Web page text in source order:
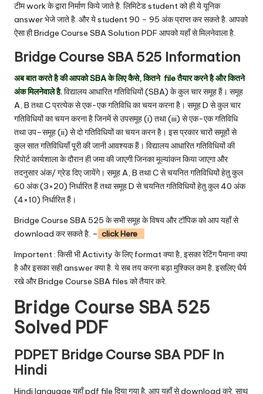
टीम work के द्वारा निर्माण किये जाते है. लिमिटेड student को ही ये यूनिक
answer भेजे जाते है. और ये student 90 – 95 अंक प्राप्त कर सकते है. आपको
ऐसा ही Bridge Course SBA Solution PDF आपको यहाँ से मिलनेवाला है.
Bridge Course SBA 525 Information
अब बात करते है की आपको SBA के लिए कैसे, कितने file तैयार करने है और कितने
अंक मिलनेवाले है.विद्यालय आधारित गतिविधियों (SBA) के कुल चार समूह हैं। समूह
A, B तथा C प्रत्येक से एक-एकगतिविधि का चयन करना है। समूह D से कुल चार
गतिविधियों का चयन करना है जिनमें से उपसमूह (i) तथा (iii) से एक-एक गतिविधि
तथा उप–समूह (ii) से दो गतिविधियों का चयन करन है। इस प्रकार चारों समूहों से
कुल सात गतिविधियाँ पूरी की जानी आवश्यक हैं। विद्यालय आधारित गतिविधियों की
रिपोर्ट कार्यशाला के दौरान ही जमा की जाएगी जिनका मूल्यांकन किया जाएगा और
तदनुसार अंक/ ग्रेड दिए जायेंगे। समूह A, B तथा C से चयनित गतिविधियों हेतु कुल
60 अंक (3×20) निर्धारित हैं तथा समूह D से चयनित गतिविधियों हेतु कुल 40 अंक
(4×10) निर्धारित हैं।
Bridge Course SBA 525 के सभी समूह के विषय और टॉपिक को आप यहाँ से
download कर सकते है. – click Here
Importent : किसी भी Activity के लिए format क्या है, इसका रेटिंग पैमाना क्या
है और इसका सही answer क्या है. ये सब तय करना बड़ा मुश्किल कम है. इसलिए धैर्य
रखे और Bridge Course SBA files को तैयार करे.
Bridge Course SBA 525
Solved PDF
PDPET Bridge Course SBA PDF In
Hindi
Hindi language यहाँ pdf file दिया गया है. आप यहाँ से download करे. साथ